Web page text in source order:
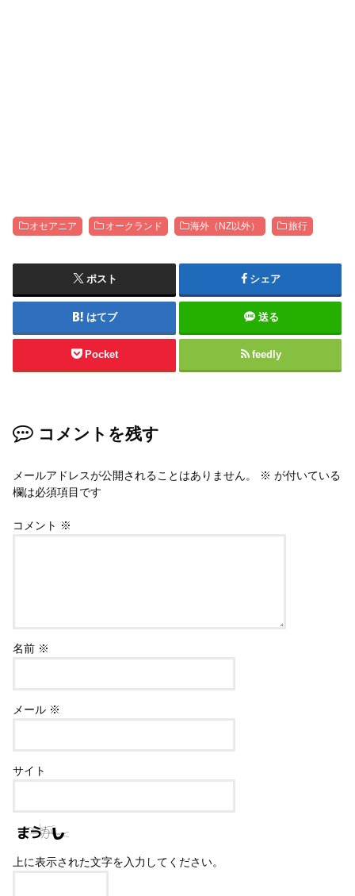
オセアニア オークランド 海外（NZ以外） 旅行
ポスト シェア
はてブ 送る
Pocket feedly
コメントを残す
メールアドレスが公開されることはありません。 ※ が付いている
欄は必須項目です
コメント ※
名前 ※
メール ※
サイト
上に表示された文字を入力してください。